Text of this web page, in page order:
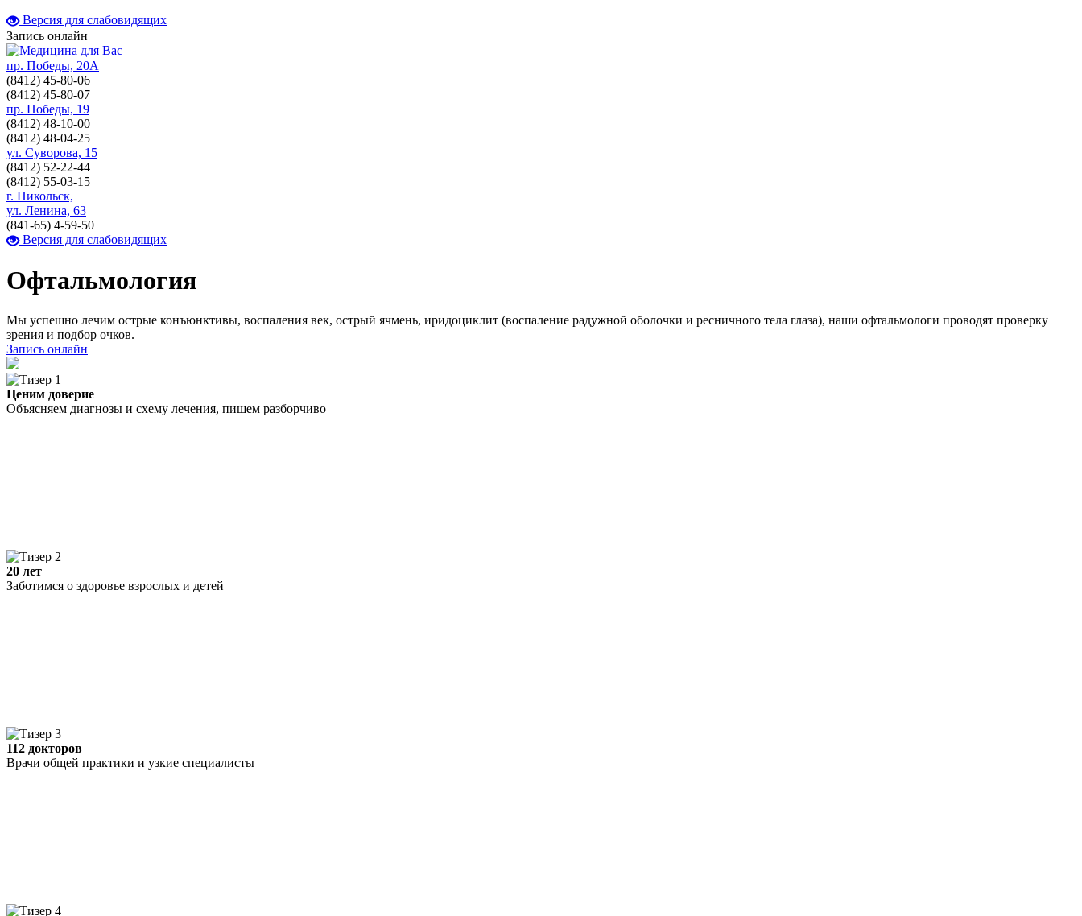
Версия для слабовидящих
Запись онлайн
пр. Победы, 20А
(8412) 45-80-06
(8412) 45-80-07
пр. Победы, 19
(8412) 48-10-00
(8412) 48-04-25
ул. Суворова, 15
(8412) 52-22-44
(8412) 55-03-15
г. Никольск,
ул. Ленина, 63
(841-65) 4-59-50
Версия для слабовидящих
Офтальмология
Мы успешно лечим острые конъюнктивы, воспаления век, острый ячмень, иридоциклит (воспаление радужной оболочки и ресничного тела глаза), наши офтальмологи проводят проверку
зрения и подбор очков.
Запись онлайн
Ценим доверие
Объясняем диагнозы и схему лечения, пишем разборчиво
20 лет
Заботимся о здоровье взрослых и детей
112 докторов
Врачи общей практики и узкие специалисты